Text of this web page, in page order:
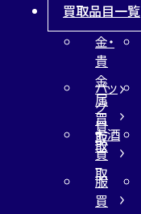
買取品目一覧
金・
貴
金
属
買
取
バッ
グ
買
取
お酒
買
取
服
買